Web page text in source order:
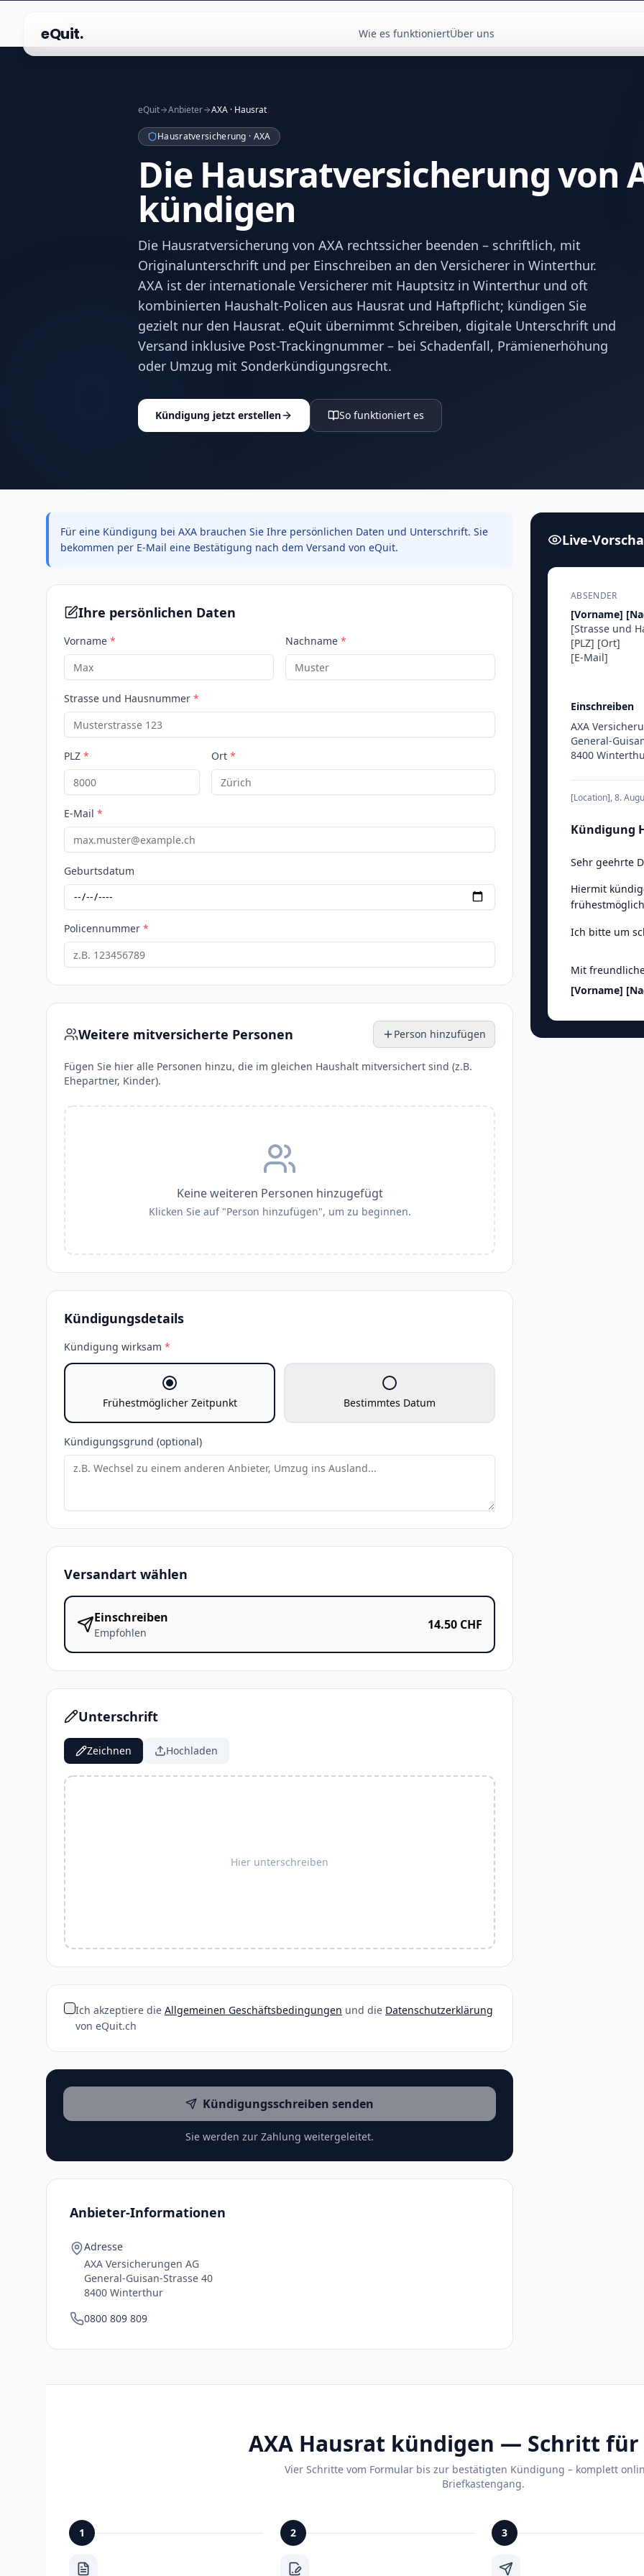
eQuit. Wie es funktioniertÜber uns
eQuit Anbieter AXA · Hausrat
Hausratversicherung · AXA
Die Hausratversicherung von
kündigen
Die Hausratversicherung von AXA rechtssicher beenden – schriftlich, mit
Originalunterschrift und per Einschreiben an den Versicherer in Winterthur.
AXA ist der internationale Versicherer mit Hauptsitz in Winterthur und oft
kombinierten Haushalt-Policen aus Hausrat und Haftpflicht; kündigen Sie
gezielt nur den Hausrat. eQuit übernimmt Schreiben, digitale Unterschrift und
Versand inklusive Post-Trackingnummer – bei Schadenfall, Prämienerhöhung
oder Umzug mit Sonderkündigungsrecht.
Kündigung jetzt erstellen So funktioniert es
Für eine Kündigung bei AXA brauchen Sie Ihre persönlichen Daten und Unterschrift. Sie
bekommen per E-Mail eine Bestätigung nach dem Versand von eQuit.
Ihre persönlichen Daten
Vorname * Nachname *
Strasse und Hausnummer *
PLZ * Ort *
E-Mail *
Geburtsdatum
Policennummer *
Weitere mitversicherte Personen Person hinzufügen
Fügen Sie hier alle Personen hinzu, die im gleichen Haushalt mitversichert sind (z.B.
Ehepartner, Kinder).
Keine weiteren Personen hinzugefügt
Klicken Sie auf "Person hinzufügen", um zu beginnen.
Kündigungsdetails
Kündigung wirksam *
Frühestmöglicher Zeitpunkt Bestimmtes Datum
Kündigungsgrund (optional)
Versandart wählen
Einschreiben
Empfohlen
14.50 CHF
Unterschrift
Zeichnen Hochladen
Hier unterschreiben
Ich akzeptiere die Allgemeinen Geschäftsbedingungen und die Datenschutzerklärung
von eQuit.ch
Kündigungsschreiben senden
Sie werden zur Zahlung weitergeleitet.
Anbieter-Informationen
Adresse
AXA Versicherungen AG
General-Guisan-Strasse 40
8400 Winterthur
0800 809 809
Live-
ABSENDER
[Vorname]
[Strasse und
[PLZ] [Ort]
[E-Mail]
Einschreiben
AXA
General-
8400
[Location],8.
Kündigung
Sehr geehrte
Hiermit
Ich bitte um
Mit
[Vorname]
AXA Hausrat kündigen — Schritt
Vier Schritte vom Formular bis zur bestätigten Kündigung – komplett
Briefkastengang.
1 2 3